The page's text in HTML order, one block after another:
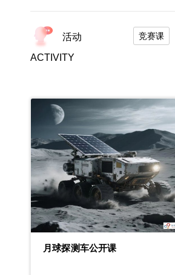
活动
ACTIVITY
竞赛课
月球探测车公开课